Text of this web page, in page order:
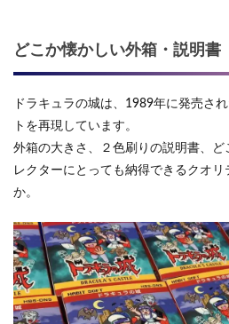
どこか懐かしい外箱・説明書
ドラキュラの城は、1989年に発売さ
トを再現しています。
外箱の大きさ、２色刷りの説明書、ど
レクターにとっても納得できるクオ
か。